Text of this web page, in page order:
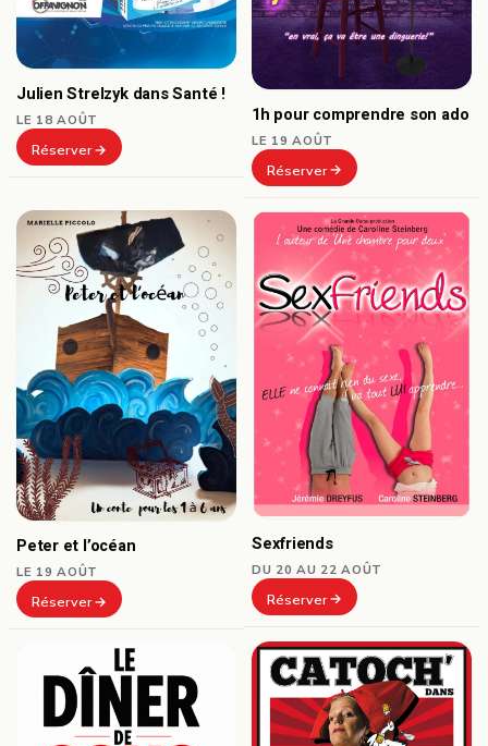
Julien Strelzyk dans Santé !
LE 18 AOÛT
Réserver
1h pour comprendre son ado
LE 19 AOÛT
Réserver
Peter et l’océan
LE 19 AOÛT
Réserver
Sexfriends
DU 20 AU 22 AOÛT
Réserver